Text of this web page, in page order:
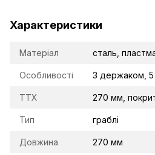
Характеристики
Матеріал сталь,
Особливості З держаком, 5
TTX 270 мм,
Тип граблі
Довжина 270 мм